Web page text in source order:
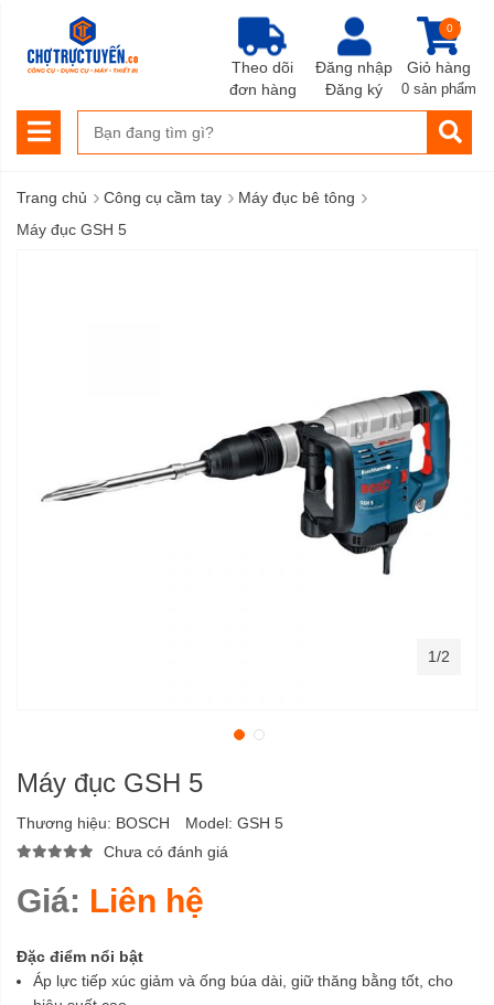
Đăng nhập
Đăng ký
Giỏ hàng
0
0 sản phẩm
Theo dõi
đơn hàng
Trang chủ › Công cụ cầm tay › Máy đục bê tông ›
Máy đục GSH 5
Máy đục GSH 5
Thương hiệu: BOSCH Model: GSH 5
Chưa có đánh giá
Giá: Liên hệ
Đặc điểm nổi bật
Áp lực tiếp xúc giảm và ống búa dài, giữ thăng bằng tốt, cho
1/2